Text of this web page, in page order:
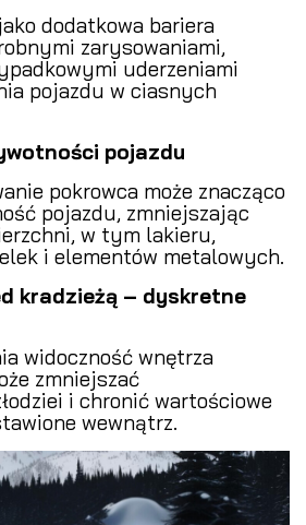
dodatkowa bariera
zarysowaniami,
uderzeniami
pojazdu w ciasnych
pojazdu
pokrowca może znacząco
pojazdu, zmniejszając
w tym lakieru,
i elementów metalowych.
kradzieżą – dyskretne
widoczność wnętrza
zmniejszać
i chronić wartościowe
wewnątrz.